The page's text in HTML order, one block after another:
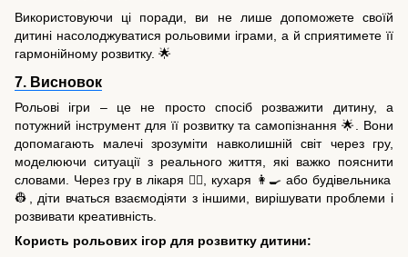
Використовуючи ці поради, ви не лише допоможете своїй
дитині насолоджуватися рольовими іграми, а й сприятимете її
гармонійному розвитку. 🌟
7. Висновок
Рольові ігри – це не просто спосіб розважити дитину, а
потужний інструмент для її розвитку та самопізнання 🌟. Вони
допомагають малечі зрозуміти навколишній світ через гру,
моделюючи ситуації з реального життя, які важко пояснити
словами. Через гру в лікаря 👩‍⚕️, кухаря 👩‍🍳 або будівельника
👷, діти вчаться взаємодіяти з іншими, вирішувати проблеми і
розвивати креативність.
Користь рольових ігор для розвитку дитини: